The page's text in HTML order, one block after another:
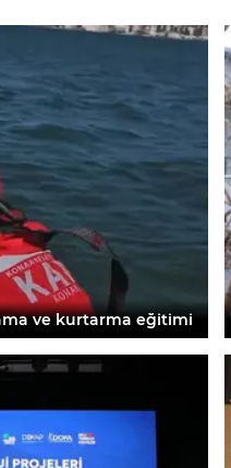
ve kurtarma eğitimi